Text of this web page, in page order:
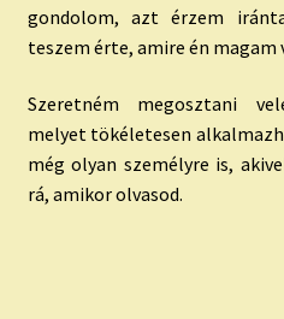
gondolom, azt érzem
teszem érte, amire én magam
Szeretném megosztani
melyet tökéletesen
még olyan személyre is,
rá, amikor olvasod.